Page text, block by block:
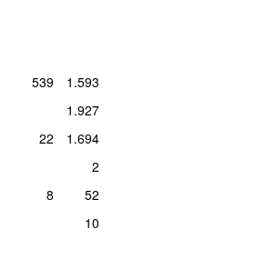
539
1.593
1.927
22
1.694
2
8
52
10